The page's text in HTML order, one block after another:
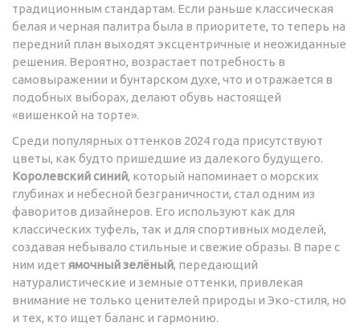
традиционным стандартам. Если раньше классическая
белая и черная палитра была в приоритете, то теперь на
передний план выходят эксцентричные и неожиданные
решения. Вероятно, возрастает потребность в
самовыражении и бунтарском духе, что и отражается в
подобных выборах, делают обувь настоящей
«вишенкой на торте».
Среди популярных оттенков 2024 года присутствуют
цветы, как будто пришедшие из далекого будущего.
Королевский синий, который напоминает о морских
глубинах и небесной безграничности, стал одним из
фаворитов дизайнеров. Его используют как для
классических туфель, так и для спортивных моделей,
создавая небывало стильные и свежие образы. В паре с
ним идет ямочный зелёный, передающий
натуралистические и земные оттенки, привлекая
внимание не только ценителей природы и Эко-стиля, но
и тех, кто ищет баланс и гармонию.